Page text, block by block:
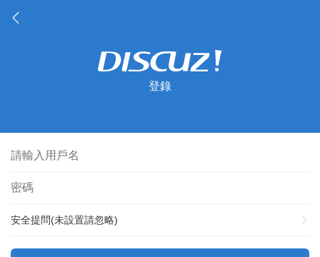
登錄
安全提問(未設置請忽略)